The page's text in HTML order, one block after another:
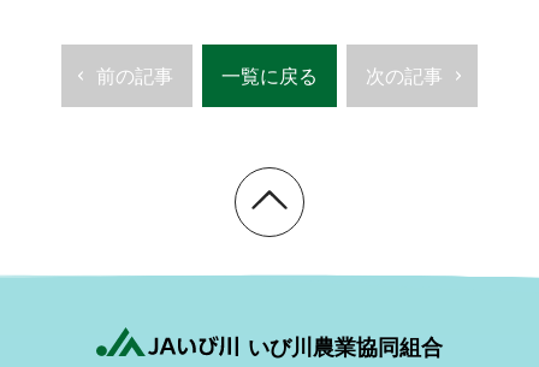
前の記事 一覧に戻る 次の記事
いび川農業協同組合